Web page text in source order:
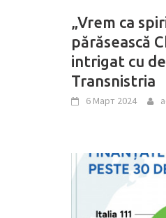
„Vrem ca
părăsească
intrigat cu
Transnistria
6 Март 2024